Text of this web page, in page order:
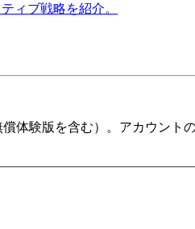
ィブ戦略を紹介。
体験版を含む）。アカウン